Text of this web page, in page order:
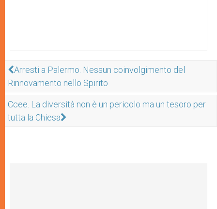
Arresti a Palermo. Nessun coinvolgimento del
Rinnovamento nello Spirito
Ccee. La diversità non è un pericolo ma un tesoro per
tutta la Chiesa